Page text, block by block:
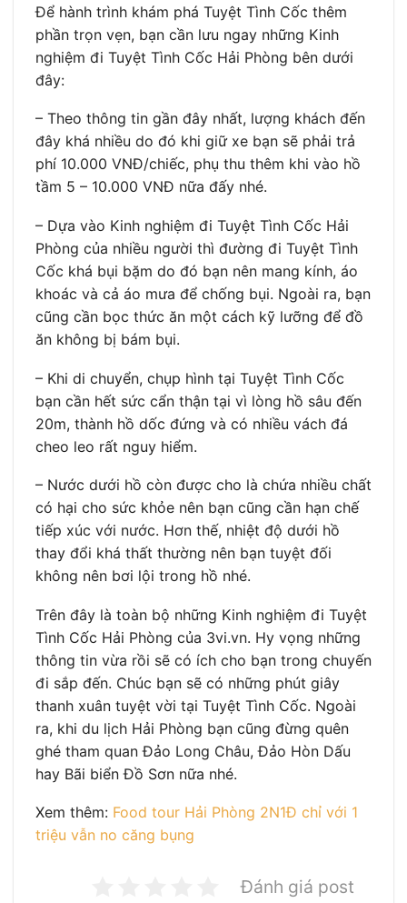
Để hành trình khám phá Tuyệt Tình Cốc thêm
phần trọn vẹn, bạn cần lưu ngay những Kinh
nghiệm đi Tuyệt Tình Cốc Hải Phòng bên dưới
đây:
– Theo thông tin gần đây nhất, lượng khách đến
đây khá nhiều do đó khi giữ xe bạn sẽ phải trả
phí 10.000 VNĐ/chiếc, phụ thu thêm khi vào hồ
tầm 5 – 10.000 VNĐ nữa đấy nhé.
– Dựa vào Kinh nghiệm đi Tuyệt Tình Cốc Hải
Phòng của nhiều người thì đường đi Tuyệt Tình
Cốc khá bụi bặm do đó bạn nên mang kính, áo
khoác và cả áo mưa để chống bụi. Ngoài ra, bạn
cũng cần bọc thức ăn một cách kỹ lưỡng để đồ
ăn không bị bám bụi.
– Khi di chuyển, chụp hình tại Tuyệt Tình Cốc
bạn cần hết sức cẩn thận tại vì lòng hồ sâu đến
20m, thành hồ dốc đứng và có nhiều vách đá
cheo leo rất nguy hiểm.
– Nước dưới hồ còn được cho là chứa nhiều chất
có hại cho sức khỏe nên bạn cũng cần hạn chế
tiếp xúc với nước. Hơn thế, nhiệt độ dưới hồ
thay đổi khá thất thường nên bạn tuyệt đối
không nên bơi lội trong hồ nhé.
Trên đây là toàn bộ những Kinh nghiệm đi Tuyệt
Tình Cốc Hải Phòng của 3vi.vn. Hy vọng những
thông tin vừa rồi sẽ có ích cho bạn trong chuyến
đi sắp đến. Chúc bạn sẽ có những phút giây
thanh xuân tuyệt vời tại Tuyệt Tình Cốc. Ngoài
ra, khi du lịch Hải Phòng bạn cũng đừng quên
ghé tham quan Đảo Long Châu, Đảo Hòn Dấu
hay Bãi biển Đồ Sơn nữa nhé.
Xem thêm: Food tour Hải Phòng 2N1Đ chỉ với 1
triệu vẫn no căng bụng
Đánh giá post